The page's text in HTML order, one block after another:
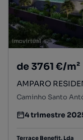
de 3761 €/m²
AMPARO
Estimativa da
4 trimestre
Tipologia
Preço por metro
Terrace Benefit, Lda